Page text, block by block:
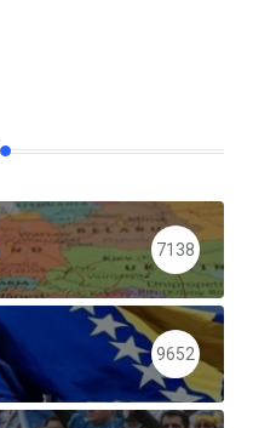
7138
9652